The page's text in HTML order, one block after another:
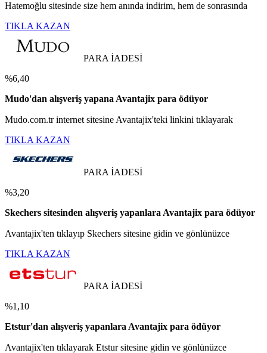
Hatemoğlu sitesinde size hem anında indirim, hem de sonrasında
TIKLA KAZAN
PARA İADESİ
%6,40
Mudo'dan alışveriş yapana Avantajix para ödüyor
Mudo.com.tr internet sitesine Avantajix'teki linkini tıklayarak
TIKLA KAZAN
PARA İADESİ
%3,20
Skechers sitesinden alışveriş yapanlara Avantajix para ödüyor
Avantajix'ten tıklayıp Skechers sitesine gidin ve gönlünüzce
TIKLA KAZAN
PARA İADESİ
%1,10
Etstur'dan alışveriş yapanlara Avantajix para ödüyor
Avantajix'ten tıklayarak Etstur sitesine gidin ve gönlünüzce